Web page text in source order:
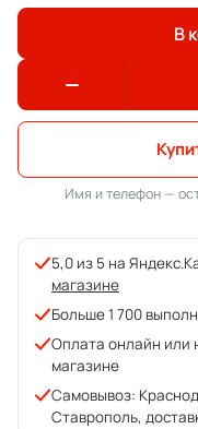
В
Имя и телефон —
5,0 из 5 на
магазине
Больше 1 700
Оплата онлайн или
магазине
Самовывоз:
Ставрополь,